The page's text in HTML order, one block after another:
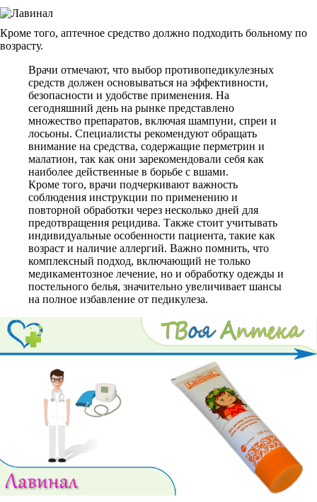
Кроме того, аптечное средство должно подходить больному по
возрасту.
Врачи отмечают, что выбор противопедикулезных
средств должен основываться на эффективности,
безопасности и удобстве применения. На
сегодняшний день на рынке представлено
множество препаратов, включая шампуни, спреи и
лосьоны. Специалисты рекомендуют обращать
внимание на средства, содержащие перметрин и
малатион, так как они зарекомендовали себя как
наиболее действенные в борьбе с вшами.
Кроме того, врачи подчеркивают важность
соблюдения инструкции по применению и
повторной обработки через несколько дней для
предотвращения рецидива. Также стоит учитывать
индивидуальные особенности пациента, такие как
возраст и наличие аллергий. Важно помнить, что
комплексный подход, включающий не только
медикаментозное лечение, но и обработку одежды и
постельного белья, значительно увеличивает шансы
на полное избавление от педикулеза.